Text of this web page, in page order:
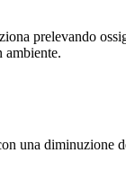
prelevando
ambiente.
una